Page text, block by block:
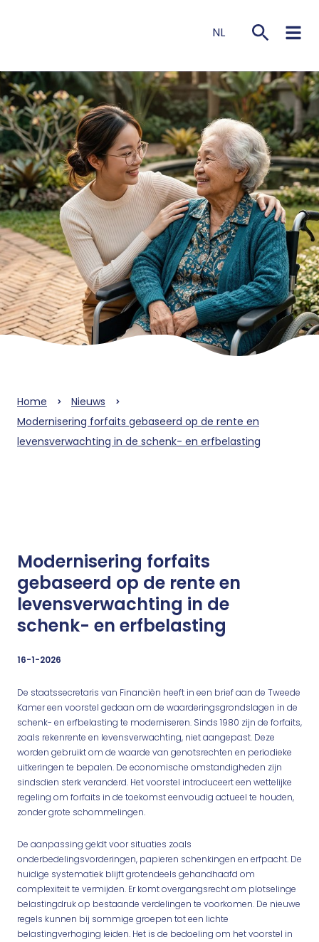
NL
Home
Nieuws
Modernisering forfaits gebaseerd op de rente en
levensverwachting in de schenk- en erfbelasting
Modernisering forfaits
gebaseerd op de rente en
levensverwachting in de
schenk- en erfbelasting
16-1-2026
De staatssecretaris van Financiën heeft in een brief aan de Tweede
Kamer een voorstel gedaan om de waarderingsgrondslagen in de
schenk- en erfbelasting te moderniseren. Sinds 1980 zijn de forfaits,
zoals rekenrente en levensverwachting, niet aangepast. Deze
worden gebruikt om de waarde van genotsrechten en periodieke
uitkeringen te bepalen. De economische omstandigheden zijn
sindsdien sterk veranderd. Het voorstel introduceert een wettelijke
regeling om forfaits in de toekomst eenvoudig actueel te houden,
zonder grote schommelingen.
De aanpassing geldt voor situaties zoals
onderbedelingsvorderingen, papieren schenkingen en erfpacht. De
huidige systematiek blijft grotendeels gehandhaafd om
complexiteit te vermijden. Er komt overgangsrecht om plotselinge
belastingdruk op bestaande verdelingen te voorkomen. De nieuwe
regels kunnen bij sommige groepen tot een lichte
belastingverhoging leiden. Het is de bedoeling om het voorstel in